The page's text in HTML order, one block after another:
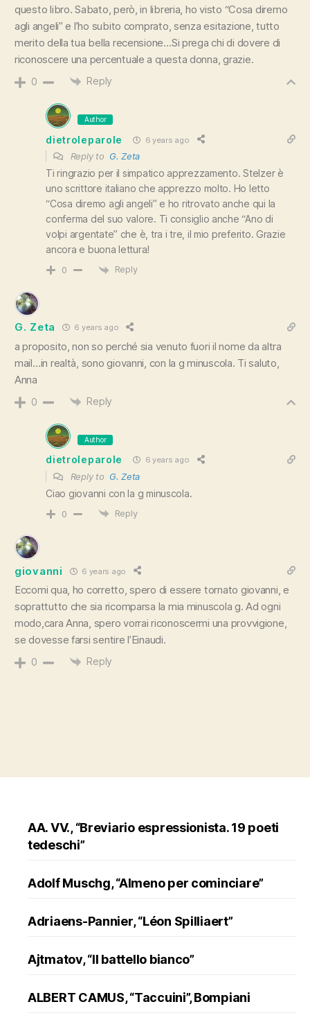
questo libro. Sabato, però, in libreria, ho visto “Cosa diremo
agli angeli” e l’ho subito comprato, senza esitazione, tutto
merito della tua bella recensione…Si prega chi di dovere di
riconoscere una percentuale a questa donna, grazie.
0 Reply
Author
dietroleparole 6 years ago
Reply to G. Zeta
Ti ringrazio per il simpatico apprezzamento. Stelzer è
uno scrittore italiano che apprezzo molto. Ho letto
“Cosa diremo agli angeli” e ho ritrovato anche qui la
conferma del suo valore. Ti consiglio anche “Ano di
volpi argentate” che è, tra i tre, il mio preferito. Grazie
ancora e buona lettura!
0 Reply
G. Zeta 6 years ago
a proposito, non so perché sia venuto fuori il nome da altra
mail…in realtà, sono giovanni, con la g minuscola. Ti saluto,
Anna
0 Reply
Author
dietroleparole 6 years ago
Reply to G. Zeta
Ciao giovanni con la g minuscola.
0 Reply
giovanni 6 years ago
Eccomi qua, ho corretto, spero di essere tornato giovanni, e
soprattutto che sia ricomparsa la mia minuscola g. Ad ogni
modo,cara Anna, spero vorrai riconoscermi una provvigione,
se dovesse farsi sentire l’Einaudi.
0 Reply
AA. VV., “Breviario espressionista. 19 poeti
tedeschi”
Adolf Muschg, “Almeno per cominciare”
Adriaens-Pannier, “Léon Spilliaert”
Ajtmatov, “Il battello bianco”
ALBERT CAMUS, “Taccuini”, Bompiani